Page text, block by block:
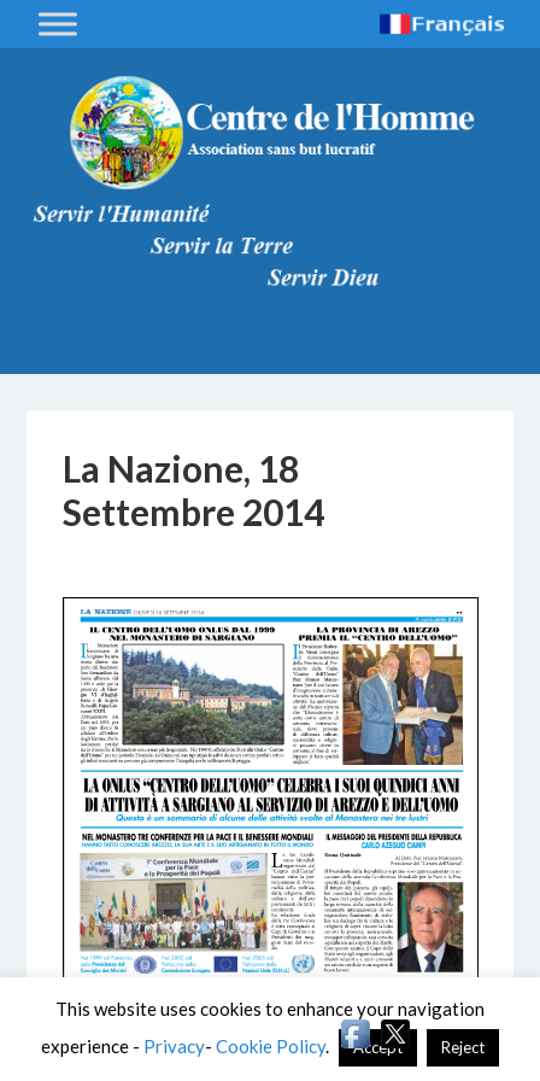
La Nazione, 18
Settembre 2014
This website uses cookies to enhance your navigation
experience - Privacy- Cookie Policy. Accept Reject